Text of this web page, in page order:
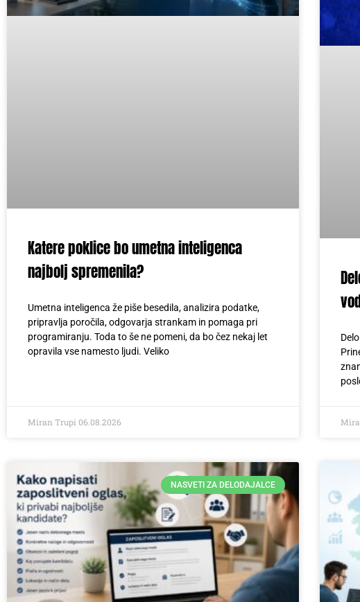
Katere poklice bo umetna inteligenca
najbolj spremenila?
Umetna inteligenca že piše besedila, analizira podatke,
pripravlja poročila, odgovarja strankam in pomaga pri
programiranju. Toda to še ne pomeni, da bo čez nekaj let
opravila vse namesto ljudi. Veliko
Miran Trupi 06.08.2026
NASVETI ZA DELODAJALCE